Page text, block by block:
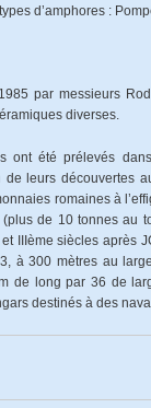
d’amphores :
par messieurs
diverses.
ont été prélevés
leurs découvertes
romaines à
de 10 tonnes au
IIIème siècles après
à 300 mètres au
de long par 36 de
destinés à des